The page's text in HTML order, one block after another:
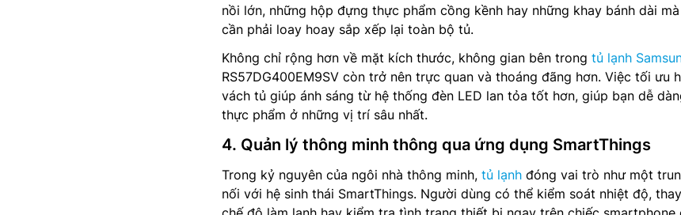
nồi lớn, những hộp đựng thực phẩm cồng kềnh hay những khay bánh dài
cần phải loay hoay sắp xếp lại toàn bộ tủ.
Không chỉ rộng hơn về mặt kích thước, không gian bên trong tủ lạnh
RS57DG400EM9SV còn trở nên trực quan và thoáng đãng hơn. Việc tối ưu
vách tủ giúp ánh sáng từ hệ thống đèn LED lan tỏa tốt hơn, giúp bạn dễ
thực phẩm ở những vị trí sâu nhất.
4. Quản lý thông minh thông qua ứng dụng SmartThings
Trong kỷ nguyên của ngôi nhà thông minh, tủ lạnh đóng vai trò như một
nối với hệ sinh thái SmartThings. Người dùng có thể kiểm soát nhiệt độ,